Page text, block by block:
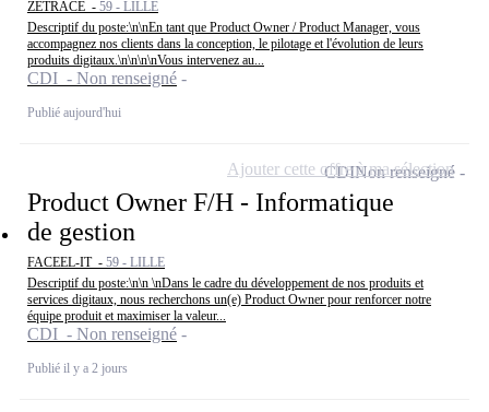
ZETRACE - 59 - LILLE
Descriptif du poste:\n\nEn tant que Product Owner / Product Manager, vous
accompagnez nos clients dans la conception, le pilotage et l'évolution de leurs
produits digitaux.\n\n\n\nVous intervenez au...
CDI - Non renseigné
Publié aujourd'hui
Product Owner F/H - Informatique
de gestion
FACEEL-IT - 59 - LILLE
Descriptif du poste:\n\n \nDans le cadre du développement de nos produits et
services digitaux, nous recherchons un(e) Product Owner pour renforcer notre
équipe produit et maximiser la valeur...
CDI - Non renseigné
Publié il y a 2 jours
CDINon renseigné
Ajouter cette offre à ma sélection